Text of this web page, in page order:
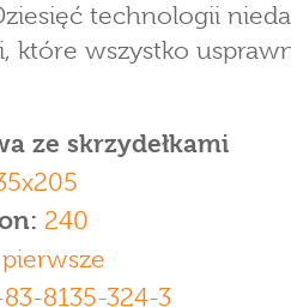
technologii
które wszystko
ze skrzydełkami
240
pierwsze
8135-324-3